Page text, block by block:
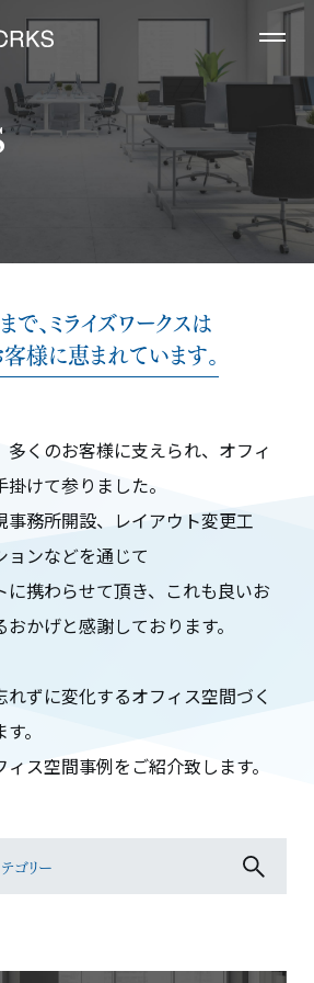
で、ミライズワークスは
様に恵まれています。
多くのお客様に支えられ、オフィ
けて参りました。
事務所開設、レイアウト変更工
ョンなどを通じて
に携わらせて頂き、これも良いお
かげと感謝しております。
れずに変化するオフィス空間づく
。
ス空間事例をご紹介致します。
ゴリー